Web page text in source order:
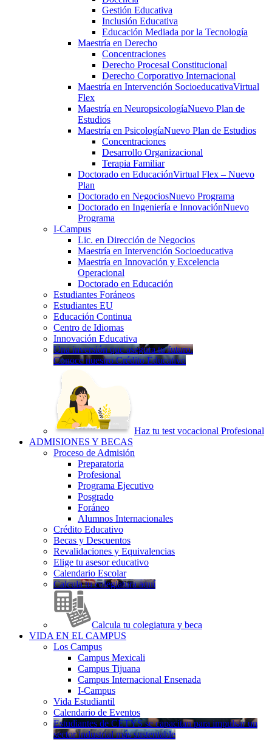
Gestión Educativa
Inclusión Educativa
Educación Mediada por la Tecnología
Maestría en Derecho
Concentraciones
Derecho Procesal Constitucional
Derecho Corporativo Internacional
Maestría en Intervención SocioeducativaVirtual
Flex
Maestría en NeuropsicologíaNuevo Plan de
Estudios
Maestría en PsicologíaNuevo Plan de Estudios
Concentraciones
Desarrollo Organizacional
Terapia Familiar
Doctorado en EducaciónVirtual Flex – Nuevo
Plan
Doctorado en NegociosNuevo Programa
Doctorado en Ingeniería e InnovaciónNuevo
Programa
I-Campus
Lic. en Dirección de Negocios
Maestría en Intervención Socioeducativa
Maestría en Innovación y Excelencia
Operacional
Doctorado en Educación
Estudiantes Foráneos
Estudiantes EU
Educación Continua
Centro de Idiomas
Innovación Educativa
Una inversión que asegura tu futuro.
Conoce nuestro Crédito Educativo
Haz tu test vocacional Profesional
ADMISIONES Y BECAS
Proceso de Admisión
Preparatoria
Profesional
Programa Ejecutivo
Posgrado
Foráneo
Alumnos Internacionales
Crédito Educativo
Becas y Descuentos
Revalidaciones y Equivalencias
Elige tu asesor educativo
Calendario Escolar
Calcula tu colegiatura aquí
Calcula tu colegiatura y beca
VIDA EN EL CAMPUS
Los Campus
Campus Mexicali
Campus Tijuana
Campus Internacional Ensenada
I-Campus
Vida Estudiantil
Calendario de Eventos
Estudiantes de CETYS se capacitan para impulsar un
sector industrial más sustentable